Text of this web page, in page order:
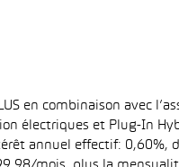
en combinaison avec
électriques et Plug-In
annuel effectif: